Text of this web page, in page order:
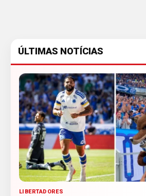
ÚLTIMAS NOTÍCIAS
LIBERTADORES